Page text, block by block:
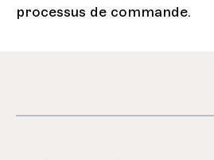
processus de commande.